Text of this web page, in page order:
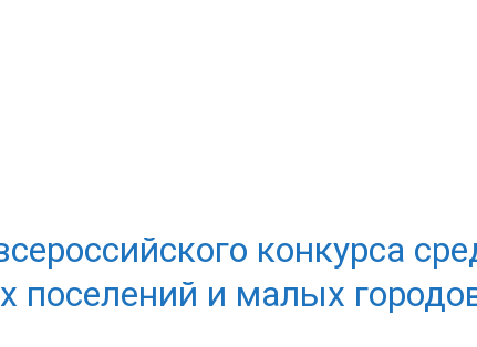
конкурса
поселений и малых